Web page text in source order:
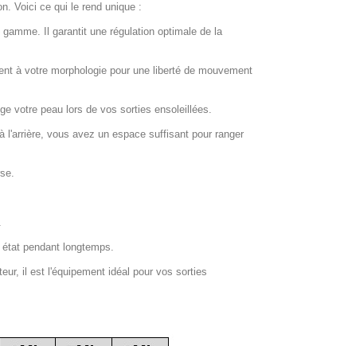
Voici ce qui le rend unique :
Il garantit une régulation optimale de la
à votre morphologie pour une liberté de mouvement
votre peau lors de vos sorties ensoleillées.
vous avez un espace suffisant pour ranger
pendant longtemps.
il est l'équipement idéal pour vos sorties